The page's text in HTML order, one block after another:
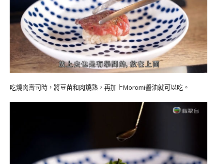
吃燒肉壽司時，將豆苗和肉燒熟，再加上Moromi醬油就可以吃。